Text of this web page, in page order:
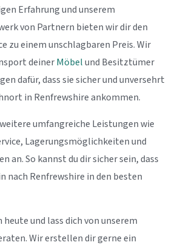
Erfahrung und unserem
von Partnern bieten wir dir den
zu einem unschlagbaren Preis. Wir
deinerMöbelund Besitztümer
dafür, dass sie sicher und unversehrt
in Renfrewshire ankommen.
umfangreiche Leistungen wie
Lagerungsmöglichkeiten und
an. So kannst du dir sicher sein, dass
nach Renfrewshire in den besten
heute und lass dich von unserem
Wir erstellen dir gerne ein